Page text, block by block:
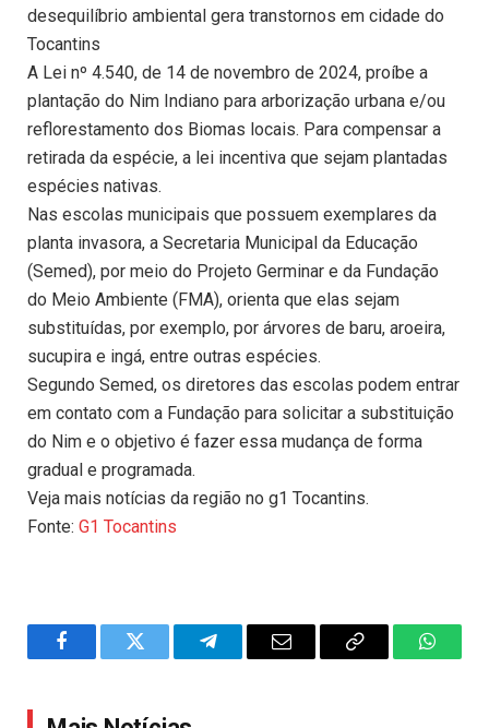
desequilíbrio ambiental gera transtornos em cidade do
Tocantins
A Lei nº 4.540, de 14 de novembro de 2024, proíbe a
plantação do Nim Indiano para arborização urbana e/ou
reflorestamento dos Biomas locais. Para compensar a
retirada da espécie, a lei incentiva que sejam plantadas
espécies nativas.
Nas escolas municipais que possuem exemplares da
planta invasora, a Secretaria Municipal da Educação
(Semed), por meio do Projeto Germinar e da Fundação
do Meio Ambiente (FMA), orienta que elas sejam
substituídas, por exemplo, por árvores de baru, aroeira,
sucupira e ingá, entre outras espécies.
Segundo Semed, os diretores das escolas podem entrar
em contato com a Fundação para solicitar a substituição
do Nim e o objetivo é fazer essa mudança de forma
gradual e programada.
Veja mais notícias da região no g1 Tocantins.
Fonte: G1 Tocantins
FacebookTwitter TelegramEmail
Copy